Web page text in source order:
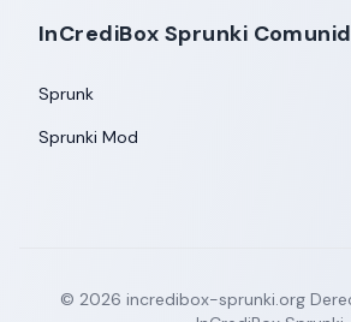
InCrediBox Sprunki
Sprunk
Sprunki Mod
© 2026 incredibox-sprunki.org